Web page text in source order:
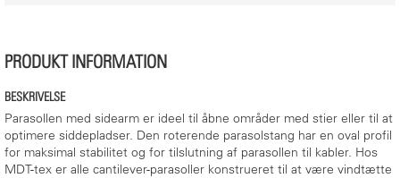
PRODUKT INFORMATION
BESKRIVELSE
Parasollen med sidearm er ideel til åbne områder med stier eller til at
optimere siddepladser. Den roterende parasolstang har en oval profil
for maksimal stabilitet og for tilslutning af parasollen til kabler. Hos
MDT-tex er alle cantilever-parasoller konstrueret til at være vindtætte